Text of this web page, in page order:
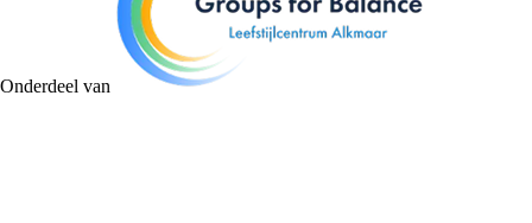
Onderdeel van